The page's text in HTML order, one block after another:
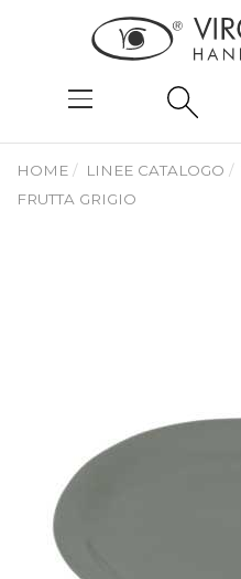
HOME LINEE CATALOGO
FRUTTA GRIGIO